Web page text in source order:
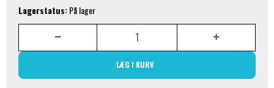
Lagerstatus:På lager
LÆG I KURV